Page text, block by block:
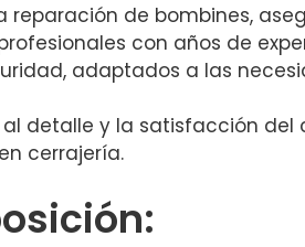
reparación de bombines,
con años de
adaptados a las
detalle y la satisfacción del
cerrajería.